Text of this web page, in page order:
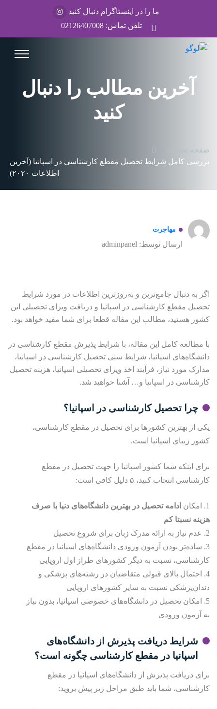
ما را در اینستاگرام دنبال کنید
تلفن تماس:02126407008
آخرین مطالب را دنبال
کنید
صفحه نخست
بررسی کامل شرایط تحصیل مقطع کارشناسی در اسپانیا (آخرین
اطلاعات ۲۰۲۰)
مهاجرت
ارسال توسط: adminpanel
اگر به دنبال جامع‌ترین و به‌روزترین اطلاعات در مورد شرایط
تحصیل مقطع کارشناسی در اسپانیا و دریافت ویزای تحصیلی این
کشور هستید، مطالب این مقاله قطعا برای شما مفید خواهد بود.
با مطالعه کامل این مقاله، با شرایط پذیرش مقطع کارشناسی در
دانشگاه‌های اسپانیا، شرایط سنی تحصیل کارشناسی در اسپانیا،
مدارک مورد نیاز، فرآیند اخذ ویزای تحصیلی اسپانیا، هزینه تحصیل
کارشناسی در اسپانیا و… آشنا خواهید شد.
چرا تحصیل کارشناسی در اسپانیا؟
یکی از بهترین کشور‌ها برای تحصیل در مقطع کارشناسی،
کشور زیبای اسپانیا است.
برای اینکه شما کشور اسپانیا را جهت تحصیل در مقطع
کارشناسی انتخاب کنید، ۵ دلیل کافی است:
1. امکان
ادامه تحصیل در بهترین دانشگاه‌های دنیا با صرف
هزینه نسبتا کم
2. عدم نیاز به ارائه مدرک زبان برای شروع تحصیل
3. ساده‌تر بودن آزمون ورودی دانشگاه‌های اسپانیا در مقطع
کارشناسی، نسبت به دیگر کشورهای طراز اول اروپایی
4. احتمال بالای قبولی متقاضیان در رشته‌های پزشکی و
دندان‌پزشکی نسبت به سایر کشورهای اروپایی
5. امکان تحصیل در دانشگاه‌های خصوصی اسپانیا، بدون نیاز
به آزمون ورودی
شرایط دریافت پذیرش از دانشگاه‌های
اسپانیا در مقطع کارشناسی چگونه است؟
برای دریافت پذیرش از دانشگاه‌های اسپانیا در مقطع
کارشناسی، شما باید طبق مراحل زیر پیش بروید: